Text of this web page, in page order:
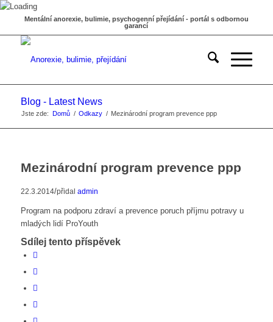
Mentální anorexie, bulimie, psychogenní přejídání - portál s odbornou
garancí
Blog - Latest News
Jste zde: Domů / Odkazy / Mezinárodní program prevence ppp
Mezinárodní program prevence ppp
22.3.2014/přidal admin
Program na podporu zdraví a prevence poruch příjmu potravy u
mladých lidí ProYouth
Sdílej tento příspěvek